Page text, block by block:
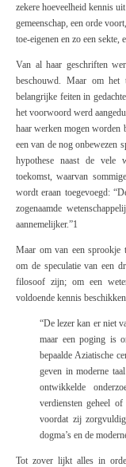
zekere hoeveelheid kennis
gemeenschap, een orde
toe-eigenen en zo een sekte,
Van al haar geschriften
beschouwd. Maar om het
belangrijke feiten in
het voorwoord werd
haar werken mogen worden
een van de nog onbewezen
hypothese naast de vele
toekomst, waarvan
wordt eraan toegevoegd:
zogenaamde
aannemelijker.”1
Maar om van een sprookje
om de speculatie van een
filosoof zijn; om een
voldoende kennis
“De lezer kan er niet
maar een poging is
bepaalde Aziatische
geven in moderne
ontwikkelde
verdiensten geheel
voordat zij
dogma’s en de
Tot zover lijkt alles in